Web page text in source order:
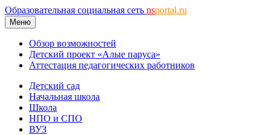
Образовательная социальная сеть nsportal.ru
Меню
Обзор возможностей
Детский проект «Алые паруса»
Аттестация педагогических работников
Детский сад
Начальная школа
Школа
НПО и СПО
ВУЗ